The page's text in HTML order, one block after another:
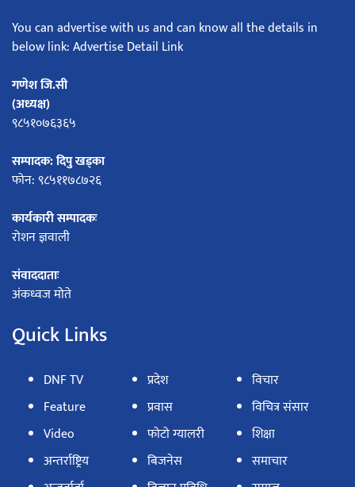
You can advertise with us and can know all the details in
below link: Advertise Detail Link
गणेश जि.सी
(अध्यक्ष)
९८५१०७६३६५
सम्पादक: दिपु खड्का
फोन: ९८५११७८७२६
कार्यकारी सम्पादकः
रोशन ज्ञवाली
संवाददाताः
अंकध्वज मोते
Quick Links
DNF TV
Feature
Video
अन्तर्राष्ट्रिय
प्रदेश
प्रवास
फोटो ग्यालरी
बिजनेस
विचार
विचित्र संसार
शिक्षा
समाचार